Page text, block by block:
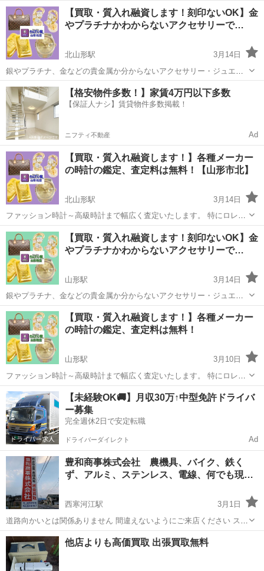
PC、どんなパソコンでもOKです お買取りさせて頂いたパソコン内部
のデータは無料で消去致します 起動できないパソコンでもHDDを取り
出して消去致し...
山形 米沢市 リサイクルショップ 無料
【買取・質入れ融資します！刻印ないOK】金
やプラチナかわからないアクセサリーで…
北山形駅
3月14日
銀やプラチナ、金などの貴金属か分からないアクセサリー・ジュエリ
ーを幅広く査定いたします。 ご自宅から出てきた金色・銀色のネック
レス・指輪などの幅広いアクセサリーを鑑定します！ 売ってしまうの
がもったいない時計は売...
山形 山形市 北山形駅 リサイクルショップ 無料
【格安物件多数！】家賃4万円以下多数
【保証人ナシ】賃貸物件多数掲載！
ニフティ不動産 Ad
【買取・質入れ融資します！】各種メーカー
の時計の鑑定、査定料は無料！【山形市北】
北山形駅
3月14日
ファッション時計～高級時計まで幅広く査定いたします。 特にロレッ
クスやオメガなどの高級時計は、古い・動かない・壊れていてもOKで
す！ 箱、保証書がなくても大丈夫です！ 売ってしまうのがもったいな
い時計は売らずに...
山形 山形市 北山形駅 リサイクルショップ 無料
【買取・質入れ融資します！刻印ないOK】金
やプラチナかわからないアクセサリーで…
山形駅
3月14日
銀やプラチナ、金などの貴金属か分からないアクセサリー・ジュエリ
ーを幅広く査定いたします。 ご自宅から出てきた金色・銀色のネック
レス・指輪などの幅広いアクセサリーを鑑定します！ 売ってしまうの
がもったいない時計は売...
山形 山形市 山形駅 リサイクルショップ 無料
【買取・質入れ融資します！】各種メーカー
の時計の鑑定、査定料は無料！
山形駅
3月10日
ファッション時計～高級時計まで幅広く査定いたします。 特にロレッ
クスやオメガなどの高級時計は、古い・動かない・壊れていてもOKで
す！ 箱、保証書がなくても大丈夫です！ 売ってしまうのがもったいな
い時計は売らずに...
山形 山形市 山形駅 リサイクルショップ 無料
【未経験OK🚚】月収30万↑中型免許ドライバ
ー募集
完全週休2日で安定転職
ドライバーダイレクト Ad
豊和商事株式会社 農機具、バイク、鉄く
ず、アルミ、ステンレス、電線、何でも現
西寒河江駅
3月1日
道路向かいとは関係ありません 間違えないようにご来店ください スク
ラップ買取の豊和商事株式会社 買取品目 鉄くず、アルミ、電線、真
鍮、銅、鉛、バッテリー、モーター、給湯器、ボイラー、アルミホイ
ール付きタイヤ、農業機械全般...
山形 寒河江市 西寒河江駅 リサイクルショップ
他店よりも高価買取 出張買取無料